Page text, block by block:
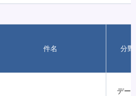
件名 分野
デー